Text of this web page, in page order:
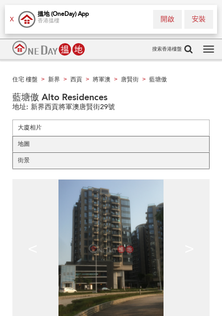
X
搵地 (OneDay) App
香港搵樓 安裝
開啟
搜索香港樓盤
住宅 樓盤 > 新界 > 西貢 > 將軍澳 > 唐賢街 > 藍塘傲
藍塘傲 Alto Residences
地址: 新界西貢將軍澳唐賢街29號
大廈相片
地圖
街景